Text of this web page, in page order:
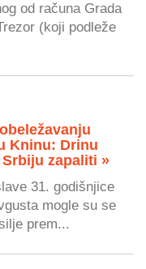
od računa Grada
(koji podleže
Kninu: Drinu
zapaliti »
31. godišnjice
mogle su se
prem...